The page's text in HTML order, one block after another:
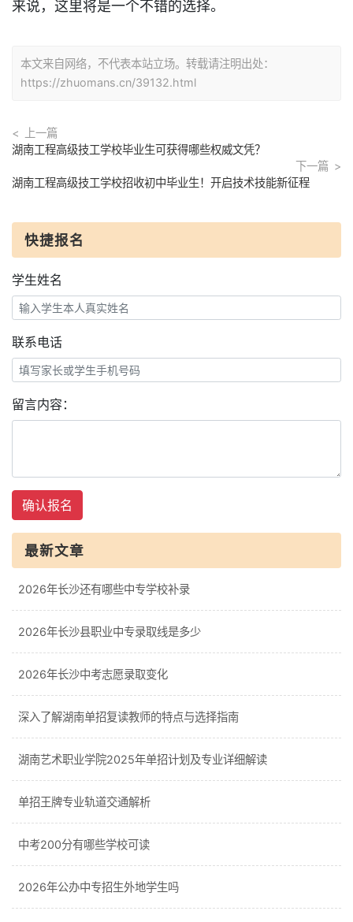
来说，这里将是一个不错的选择。
本文来自网络，不代表本站立场。转载请注明出处：
https://zhuomans.cn/39132.html
上一篇
湖南工程高级技工学校毕业生可获得哪些权威文凭？
下一篇
湖南工程高级技工学校招收初中毕业生！开启技术技能新征程
快捷报名
学生姓名
联系电话
留言内容：
确认报名
最新文章
2026年长沙还有哪些中专学校补录
2026年长沙县职业中专录取线是多少
2026年长沙中考志愿录取变化
深入了解湖南单招复读教师的特点与选择指南
湖南艺术职业学院2025年单招计划及专业详细解读
单招王牌专业轨道交通解析
中考200分有哪些学校可读
2026年公办中专招生外地学生吗